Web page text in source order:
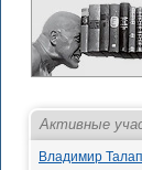
Активные
Владимир